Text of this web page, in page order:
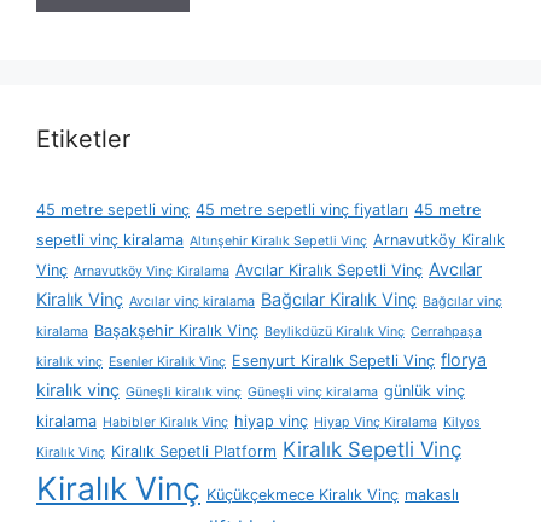
Etiketler
45 metre sepetli vinç 45 metre sepetli vinç fiyatları 45 metre
sepetli vinç kiralama Altınşehir Kiralık Sepetli Vinç Arnavutköy Kiralık
Vinç Arnavutköy Vinç Kiralama Avcılar Kiralık Sepetli Vinç Avcılar
Kiralık Vinç Avcılar vinç kiralama Bağcılar Kiralık Vinç Bağcılar vinç
kiralama Başakşehir Kiralık Vinç Beylikdüzü Kiralık Vinç Cerrahpaşa
kiralık vinç Esenler Kiralık Vinç Esenyurt Kiralık Sepetli Vinç florya
kiralık vinç Güneşli kiralık vinç Güneşli vinç kiralama günlük vinç
kiralama Habibler Kiralık Vinç hiyap vinç Hiyap Vinç Kiralama Kilyos
Kiralık Vinç Kiralık Sepetli Platform Kiralık Sepetli Vinç
Kiralık Vinç Küçükçekmece Kiralık Vinç makaslı